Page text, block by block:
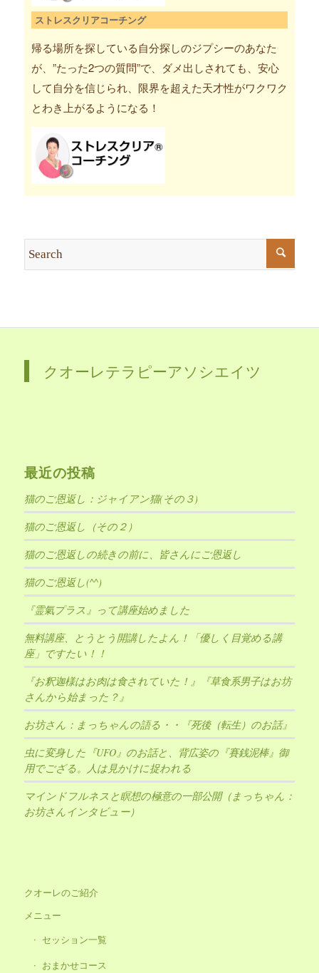
ストレスクリアコーチング
帰る場所を探している自分探しのジプシーのあなた
が、”たった2つの質問”で、ダメ出しされても、安心
して自分を信じられ、限界を超えた天才性がワクワク
とわき上がるようになる！
クオーレテラピーアソシエイツ
最近の投稿
猫のご恩返し：ジャイアン猫(その３)
猫のご恩返し（その２）
猫のご恩返しの続きの前に、皆さんにご恩返し
猫のご恩返し(^^)
『霊氣プラス』って講座始めました
無料講座、とうとう開講したよん！「優しく目覚める講
座」ですたい！！
『お釈迦様はお肉は食されていた！』『草食系男子はお坊
さんから始まった？』
お坊さん：まっちゃんの語る・・『死後（転生）のお話』
虫に変身した『UFO』のお話と、背広姿の『賽銭泥棒』御
用でござる。人は見かけに捉われる
マインドフルネスと瞑想の極意の一部公開（まっちゃん：
お坊さんインタビュー）
クオーレのご紹介
メニュー
セッション一覧
おまかせコース